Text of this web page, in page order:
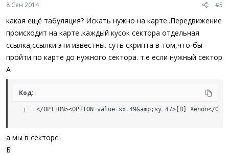
8 Сен 2014 #5
какая ещё табуляция? Искать нужно на карте..Передвижение
происходит на карте..каждый кусок сектора отдельная
ссылка,ссылки эти известны. суть скрипта в том,что-бы
пройти по карте до нужного сектора. т.е если нужный сектор
А
Код:
</OPTION><OPTION value=sx=49&amp;sy=47>[B] Xenon</
а мы в секторе
Б